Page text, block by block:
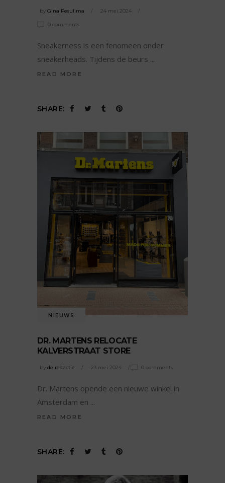
by Gina Pesulima 24 mei 2024
0 comments
Sneakerness is een fenomeen onder
sneakerheads. Tijdens de beurs
READ MORE
SHARE:
NIEUWS
DR. MARTENS RELOCATE
KALVERSTRAAT STORE
by de redactie 23 mei 2024 0 comments
Dr. Martens opende een nieuwe winkel in
Amsterdam en
READ MORE
SHARE: